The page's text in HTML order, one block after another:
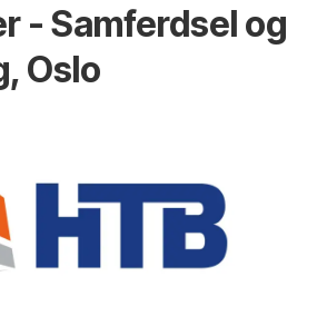
- Samferdsel og
Oslo